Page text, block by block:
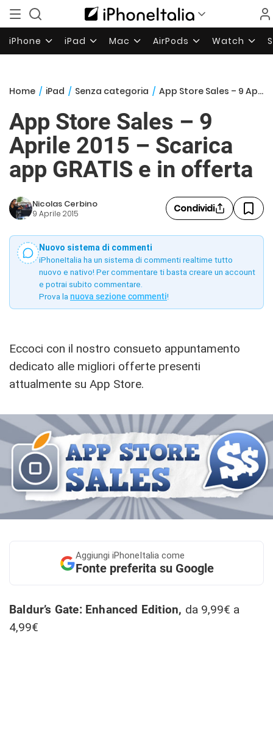
iPhone iPad Mac AirPods Watch
Home / iPad / Senza categoria / App Store Sales – 9 Aprile 2015 – Scarica app GRATIS e in offerta
App Store Sales – 9
Aprile 2015 – Scarica
app GRATIS e in offerta
Nicolas Cerbino
9 Aprile 2015 Condividi
Nuovo sistema di commenti
iPhoneItalia ha un sistema di commenti realtime tutto
nuovo e nativo! Per commentare ti basta creare un account
e potrai subito commentare.
Prova la nuova sezione commenti!
Eccoci con il nostro consueto appuntamento
dedicato alle migliori offerte presenti
attualmente su App Store.
Aggiungi iPhoneItalia come
Fonte preferita su Google
Baldur’s Gate: Enhanced Edition, da 9,99€ a
4,99€